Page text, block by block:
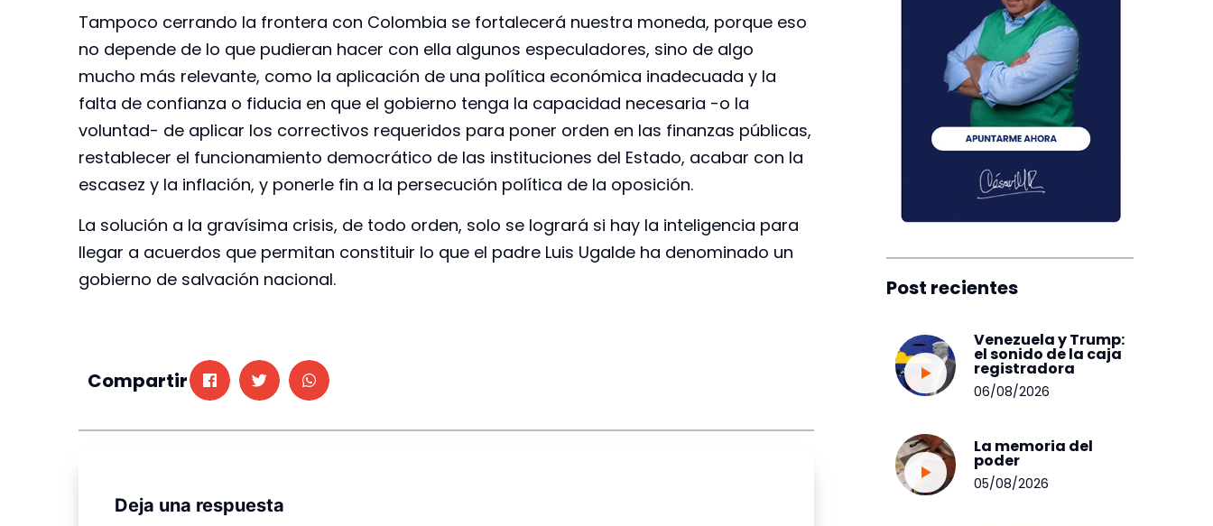
Tampoco cerrando la frontera con Colombia se fortalecerá nuestra moneda, porque eso
no depende de lo que pudieran hacer con ella algunos especuladores, sino de algo
mucho más relevante, como la aplicación de una política económica inadecuada y la
falta de confianza o fiducia en que el gobierno tenga la capacidad necesaria -o la
voluntad- de aplicar los correctivos requeridos para poner orden en las finanzas públicas,
restablecer el funcionamiento democrático de las instituciones del Estado, acabar con la
escasez y la inflación, y ponerle fin a la persecución política de la oposición.
La solución a la gravísima crisis, de todo orden, solo se logrará si hay la inteligencia para
llegar a acuerdos que permitan constituir lo que el padre Luis Ugalde ha denominado un
gobierno de salvación nacional.
Compartir
Deja una respuesta
Post recientes
Venezuela y Trump:
el sonido de la caja
registradora
06/08/2026
La memoria del
poder
05/08/2026